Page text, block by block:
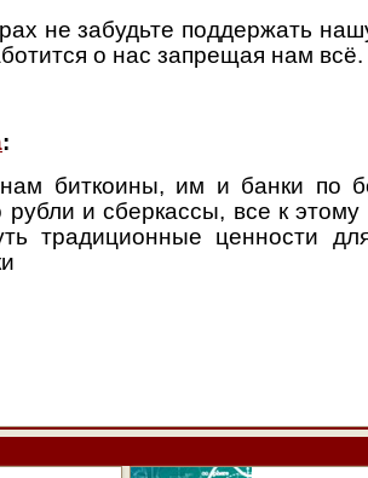
не забудьте поддержать
о нас запрещая нам всё.
:
биткоины, им и банки по
рубли и сберкассы, все к
традиционные ценности